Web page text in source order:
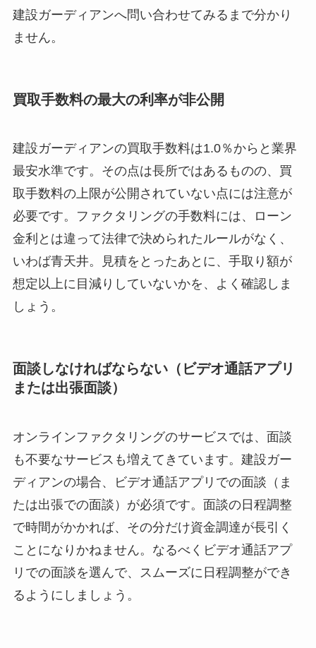
建設ガーディアンへ問い合わせてみるまで分かり
ません。
買取手数料の最大の利率が非公開
建設ガーディアンの買取手数料は1.0％からと業界
最安水準です。その点は長所ではあるものの、買
取手数料の上限が公開されていない点には注意が
必要です。ファクタリングの手数料には、ローン
金利とは違って法律で決められたルールがなく、
いわば青天井。見積をとったあとに、手取り額が
想定以上に目減りしていないかを、よく確認しま
しょう。
面談しなければならない（ビデオ通話アプリ
または出張面談）
オンラインファクタリングのサービスでは、面談
も不要なサービスも増えてきています。建設ガー
ディアンの場合、ビデオ通話アプリでの面談（ま
たは出張での面談）が必須です。面談の日程調整
で時間がかかれば、その分だけ資金調達が長引く
ことになりかねません。なるべくビデオ通話アプ
リでの面談を選んで、スムーズに日程調整ができ
るようにしましょう。